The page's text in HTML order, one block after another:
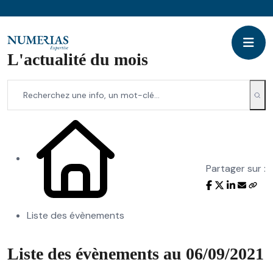
L'actualité du mois
Liste des évènements
Partager sur :
Liste des évènements au 06/09/2021